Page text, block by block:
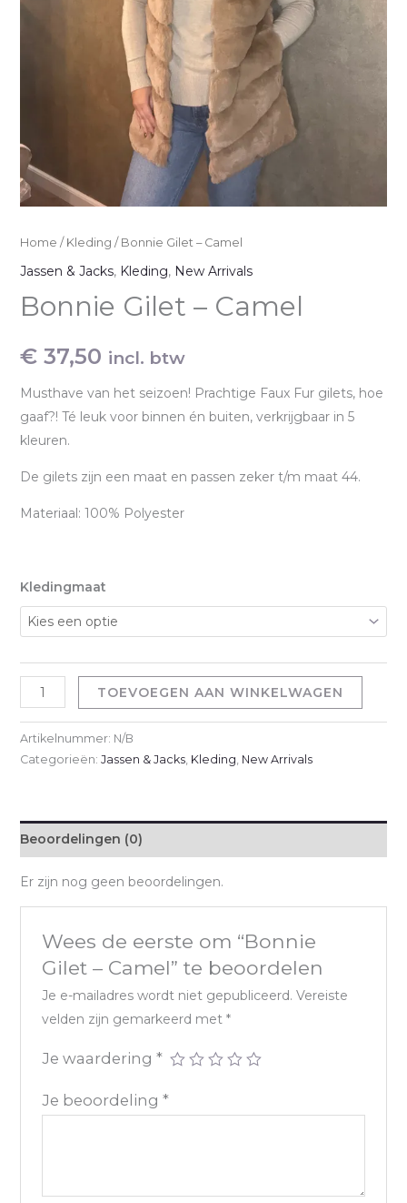
Home / Kleding / Bonnie Gilet – Camel
Jassen & Jacks, Kleding, New Arrivals
Bonnie Gilet – Camel
€37,50 incl. btw
Musthave van het seizoen! Prachtige Faux Fur gilets, hoe
gaaf?! Té leuk voor binnen én buiten, verkrijgbaar in 5
kleuren.
De gilets zijn een maat en passen zeker t/m maat 44.
Materiaal: 100% Polyester
Kledingmaat
Bonnie
Gilet
-
Camel
TOEVOEGEN AAN WINKELWAGEN
Artikelnummer: N/B
Categorieën: Jassen & Jacks, Kleding, New Arrivals
Beoordelingen (0)
Er zijn nog geen beoordelingen.
Wees de eerste om “Bonnie
Gilet – Camel” te beoordelen
Je e-mailadres wordt niet gepubliceerd. Vereiste
velden zijn gemarkeerd met *
Je waardering *
Je beoordeling *